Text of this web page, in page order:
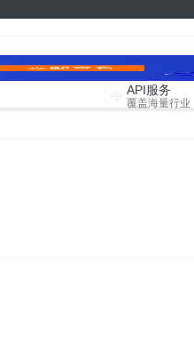
API服务
覆盖海量行业